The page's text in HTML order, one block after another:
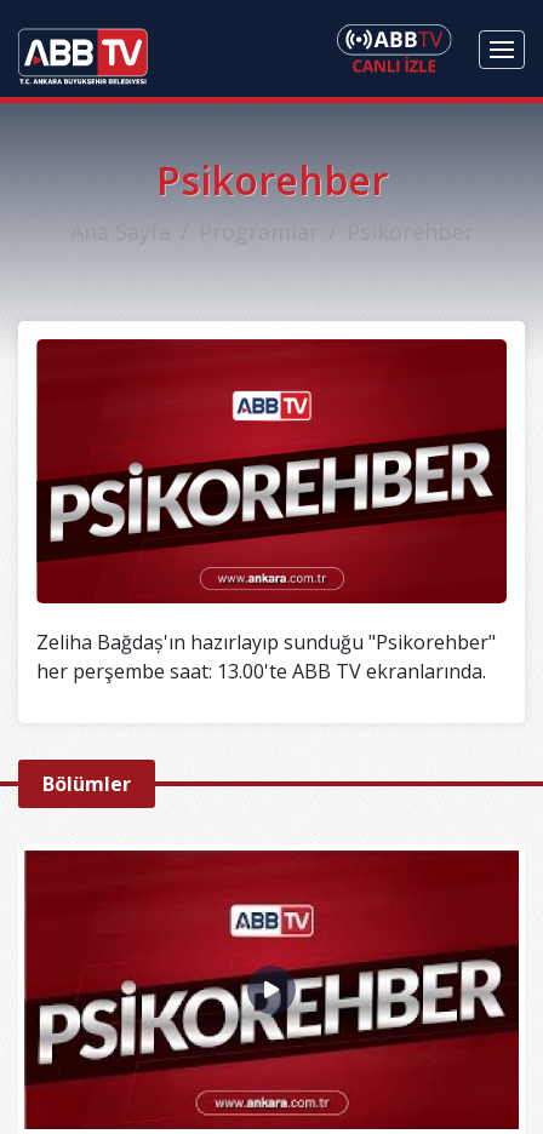
Psikorehber
Ana Sayfa Programlar Psikorehber
Zeliha Bağdaș'ın hazırlayıp sunduğu "Psikorehber"
her perşembe saat: 13.00'te ABB TV ekranlarında.
Bölümler